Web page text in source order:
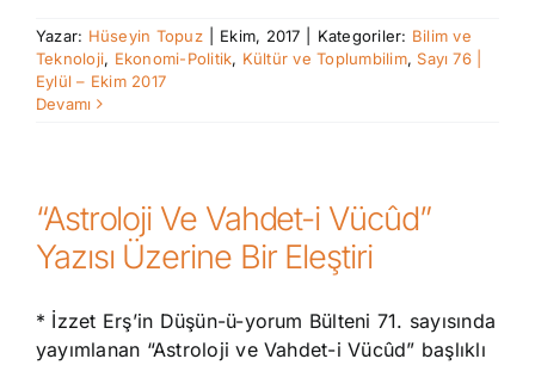
Yazar: Hüseyin Topuz Ekim, 2017 Kategoriler: Bilim ve
Teknoloji, Ekonomi-Politik, Kültür ve Toplumbilim, Sayı 76 |
Eylül – Ekim 2017
Devamı
“Astroloji Ve Vahdet-i Vücûd”
Yazısı Üzerine Bir Eleştiri
* İzzet Erş’in Düşün-ü-yorum Bülteni 71. sayısında
yayımlanan “Astroloji ve Vahdet-i Vücûd” başlıklı